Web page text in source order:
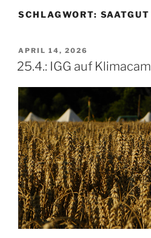
SCHLAGWORT: SAATGUT
VERÖFFENTLICHT
AM
APRIL 14, 2026
25.4.: IGG auf